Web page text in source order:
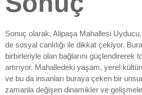
Sonuç olarak, Alipaşa Mahallesi
de sosyal canlılığı ile dikkat çekiyor.
birbirleriyle olan bağlarını güçlendirerek
artırıyor. Mahalledeki yaşam, yerel
ve bu da insanları buraya çeken bir
zamanla değişen dinamikler ve